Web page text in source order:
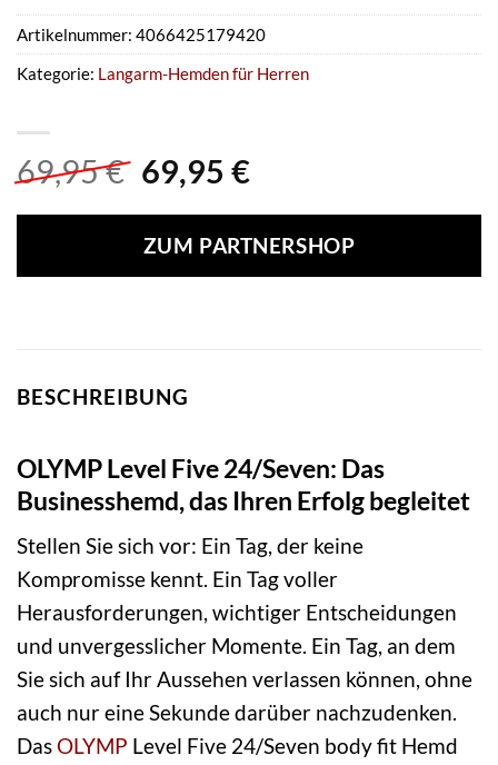
69,95€ Ursprünglicher
war:
69,95 €
69,95 €Aktueller
ist:
69,95 €.
ZUM PARTNERSHOP
Artikelnummer: 4066425179420
Kategorie: Langarm-Hemden für Herren
BESCHREIBUNG
OLYMP Level Five 24/Seven: Das
Businesshemd, das Ihren Erfolg begleitet
Stellen Sie sich vor: Ein Tag, der keine
Kompromisse kennt. Ein Tag voller
Herausforderungen, wichtiger Entscheidungen
und unvergesslicher Momente. Ein Tag, an dem
Sie sich auf Ihr Aussehen verlassen können, ohne
auch nur eine Sekunde darüber nachzudenken.
Das OLYMP Level Five 24/Seven body fit Hemd